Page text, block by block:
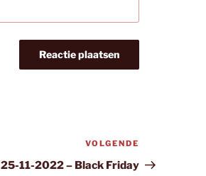
bericht
VOLGENDE
25-11-2022 – Black Friday